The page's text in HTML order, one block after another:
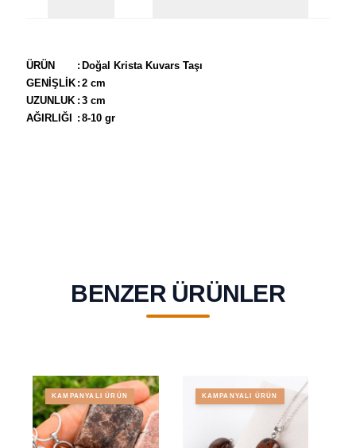
ÜRÜN : Doğal Krista Kuvars Taşı
GENİŞLİK : 2 cm
UZUNLUK : 3 cm
AĞIRLIĞI
: 8-10 gr
BENZER ÜRÜNLER
KAMPANYALI ÜRÜN KAMPANYALI ÜRÜN